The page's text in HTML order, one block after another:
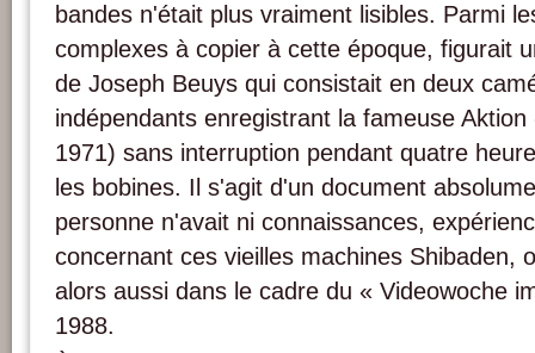
bandes n'était plus vraiment lisibles. Parmi
complexes à copier à cette époque, figurait
de Joseph Beuys qui consistait en deux
indépendants enregistrant la fameuse
1971) sans interruption pendant quatre
les bobines. Il s'agit d'un document
personne n'avait ni connaissances,
concernant ces vieilles machines Shibaden,
alors aussi dans le cadre du « Videowoche
1988.